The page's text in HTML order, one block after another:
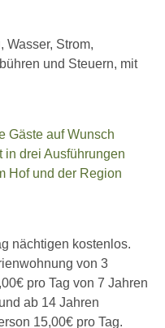
Wasser, Strom,
und Steuern, mit
Gäste auf Wunsch
in drei Ausführungen
Hof und der Region
nächtigen kostenlos.
von 3
pro Tag von 7 Jahren
ab 14 Jahren
15,00€ pro Tag.